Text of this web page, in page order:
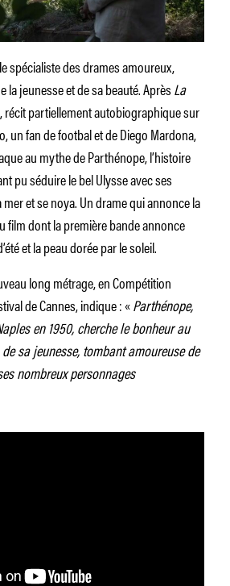
spécialiste des drames amoureux,
la jeunesse et de sa beauté. AprèsLa
récit partiellement autobiographique sur
un fan de footbal et de Diego Mardona,
au mythe de Parthénope, l’histoire
pu séduire le bel Ulysse avec ses
et se noya. Un drame qui annonce la
film dont la première bande annonce
et la peau dorée par le soleil.
long métrage, en Compétition
de Cannes, indique : «Parthénope,
en 1950, cherche le bonheur au
sa jeunesse, tombant amoureuse de
nombreux personnages